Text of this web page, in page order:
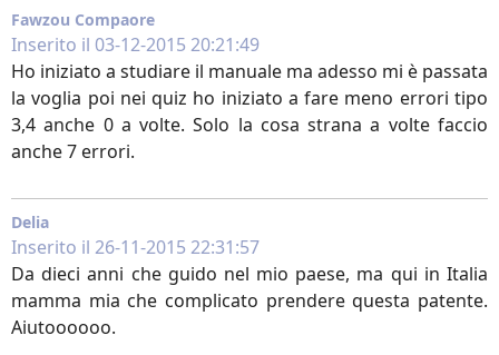
Fawzou Compaore
Inserito il 03-12-2015 20:21:49
Ho iniziato a studiare il manuale ma adesso mi è passata
la voglia poi nei quiz ho iniziato a fare meno errori tipo
3,4 anche 0 a volte. Solo la cosa strana a volte faccio
anche 7 errori.
Delia
Inserito il 26-11-2015 22:31:57
Da dieci anni che guido nel mio paese, ma qui in Italia
mamma mia che complicato prendere questa patente.
Aiutoooooo.